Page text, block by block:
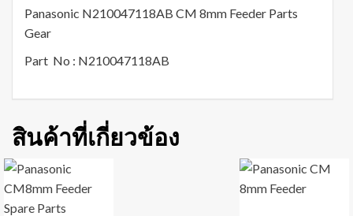
Panasonic N210047118AB CM 8mm Feeder Parts
Gear
Part No : N210047118AB
สินค้าที่เกี่ยวข้อง